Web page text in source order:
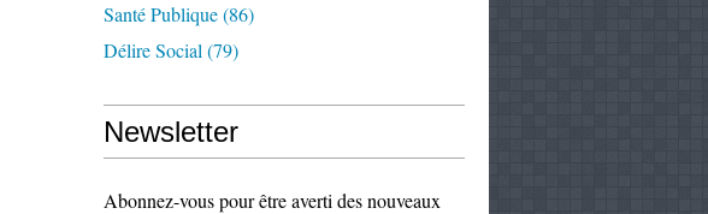
Santé Publique(86)
Délire Social (79)
Newsletter
Abonnez-vous pour être averti des nouveaux